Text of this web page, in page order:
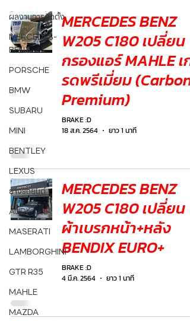
ผลงานการติดตั้ง
MERCEDES-
BENZ
PORSCHE
BMW
SUBARU
MINI
BENTLEY
LEXUS
ยางรถยนต์
AUDI
MASERATI
LAMBORGHINI
GTR R35
MAHLE
MAZDA
MERCEDES BENZ
W205 C180 เปลี่ยน
กรองแอร์ MAHLE เก
รดพรีเมี่ยม (Carbon
Premium)
BRAKE :D
18 ส.ค. 2564
ยาว 1 นาที
MERCEDES BENZ
W205 C180 เปลี่ยน
ผ้าเบรกหน้า+หลัง
BENDIX EURO+
BRAKE :D
4 มี.ค. 2564
ยาว 1 นาที